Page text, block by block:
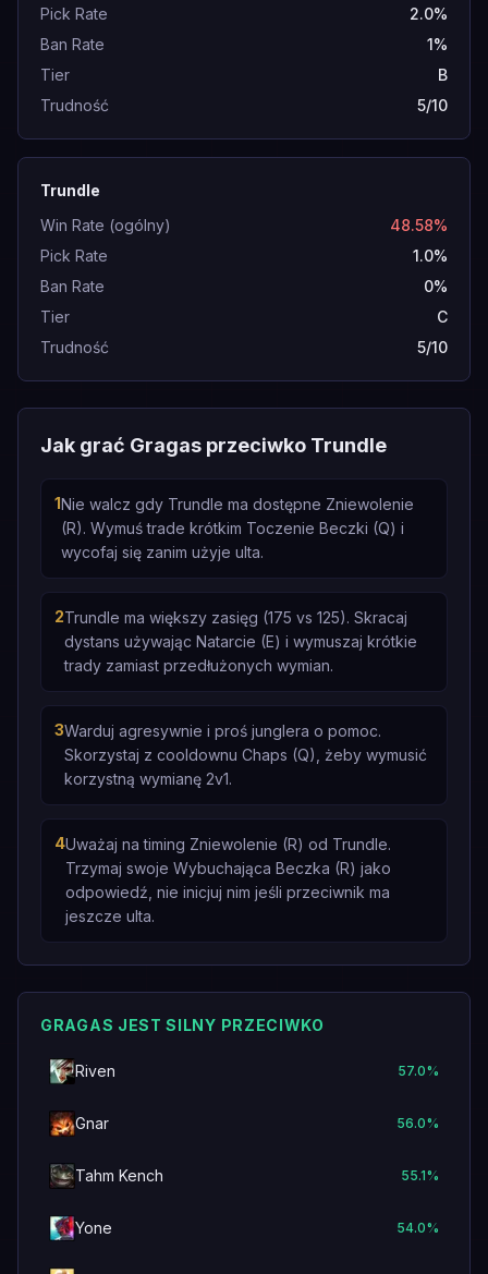
Pick Rate
2.0%
Ban Rate
1%
Tier
B
Trudność
5/10
Trundle
Win Rate (ogólny)
48.58%
Pick Rate
1.0%
Ban Rate
0%
Tier
C
Trudność
5/10
Jak grać Gragas przeciwko Trundle
1Nie walcz gdy Trundle ma dostępne Zniewolenie
(R). Wymuś trade krótkim Toczenie Beczki (Q) i
wycofaj się zanim użyje ulta.
2Trundle ma większy zasięg (175 vs 125). Skracaj
dystans używając Natarcie (E) i wymuszaj krótkie
trady zamiast przedłużonych wymian.
3Warduj agresywnie i proś junglera o pomoc.
Skorzystaj z cooldownu Chaps (Q), żeby wymusić
korzystną wymianę 2v1.
4Uważaj na timing Zniewolenie (R) od Trundle.
Trzymaj swoje Wybuchająca Beczka (R) jako
odpowiedź, nie inicjuj nim jeśli przeciwnik ma
jeszcze ulta.
GRAGAS JEST SILNY PRZECIWKO
Riven 57.0%
Gnar 56.0%
Tahm Kench 55.1%
Yone 54.0%